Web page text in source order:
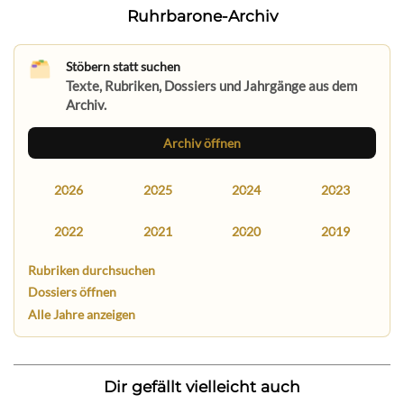
Ruhrbarone-Archiv
Stöbern statt suchen
Texte, Rubriken, Dossiers und Jahrgänge aus dem
Archiv.
Archiv öffnen
2026 2025 2024 2023
2022 2021 2020 2019
Rubriken durchsuchen
Dossiers öffnen
Alle Jahre anzeigen
Dir gefällt vielleicht auch